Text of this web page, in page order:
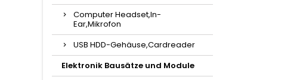
Computer Headset,In-
Ear,Mikrofon
USB HDD-Gehäuse,Cardreader
Elektronik Bausätze und Module